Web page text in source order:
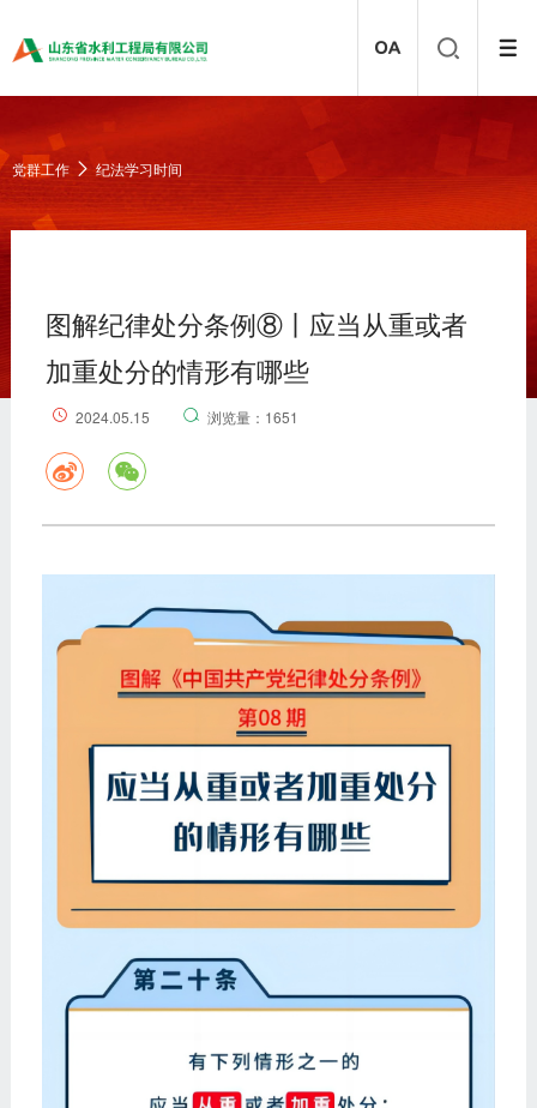
党群工作 纪法学习时间
图解纪律处分条例⑧丨应当从重或者
加重处分的情形有哪些
2024.05.15 浏览量：1651